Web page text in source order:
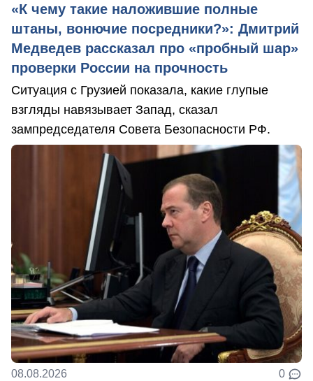
«К чему такие наложившие полные
штаны, вонючие посредники?»: Дмитрий
Медведев рассказал про «пробный шар»
проверки России на прочность
Ситуация с Грузией показала, какие глупые
взгляды навязывает Запад, сказал
зампредседателя Совета Безопасности РФ.
08.08.2026 0